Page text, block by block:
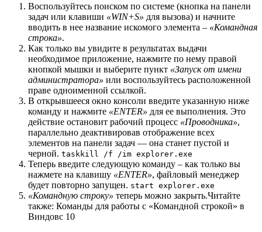
Воспользуйтесь поиском по системе (кнопка на панели
задач или клавиши «WIN+S» для вызова) и начните
вводить в нее название искомого элемента – «Командная
строка».
Как только вы увидите в результатах выдачи
необходимое приложение, нажмите по нему правой
кнопкой мышки и выберите пункт «Запуск от имени
администратора» или воспользуйтесь расположенной
праве одноименной ссылкой.
В открывшееся окно консоли введите указанную ниже
команду и нажмите «ENTER» для ее выполнения. Это
действие остановит рабочий процесс «Проводника»,
параллельно деактивировав отображение всех
элементов на панели задач — она станет пустой и
черной. taskkill /f /im explorer.exe
Теперь введите следующую команду – как только вы
нажмете на клавишу «ENTER», файловый менеджер
будет повторно запущен. start explorer.exe
«Командную строку» теперь можно закрыть.Читайте
также: Команды для работы с «Командной строкой» в
Виндовс 10